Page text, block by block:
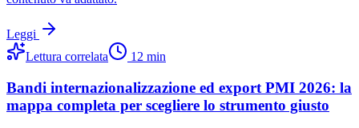
Leggi
Lettura correlata
12 min
Bandi internazionalizzazione ed export PMI 2026: la
mappa completa per scegliere lo strumento giusto